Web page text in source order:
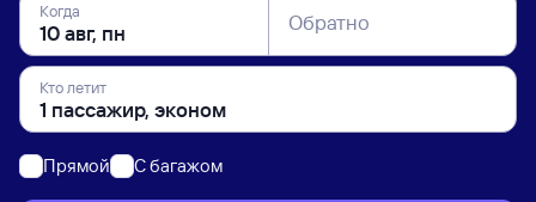
Когда Обратно
Кто летит
Прямой C багажом